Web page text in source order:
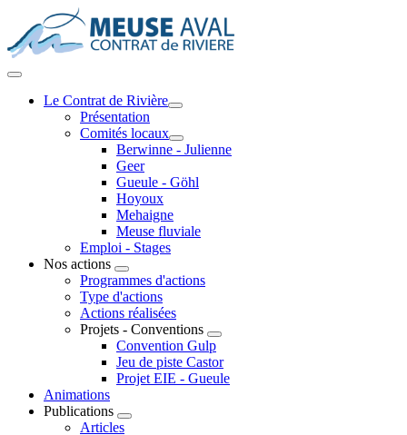
Le Contrat de Rivière
Présentation
Comités locaux
Berwinne - Julienne
Geer
Gueule - Göhl
Hoyoux
Mehaigne
Meuse fluviale
Emploi - Stages
Nos actions
Programmes d'actions
Type d'actions
Actions réalisées
Projets - Conventions
Convention Gulp
Jeu de piste Castor
Projet EIE - Gueule
Animations
Publications
Articles